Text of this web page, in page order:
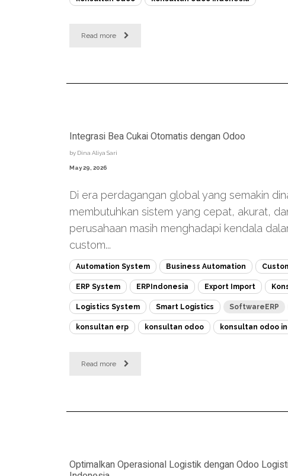
Read more
Integrasi Bea Cukai Otomatis dengan Odoo
by Dina Aliya Sari
May 29, 2026
Di era perdagangan global yang semakin
membutuhkan sistem yang cepat, akurat,
perusahaan masih menghadapi kendala
custom...
Automation System Business Automation
ERP System ERPIndonesia Export Import
Logistics System Smart Logistics SoftwareERP
konsultan erp konsultan odoo konsultan odoo
Read more
Optimalkan Operasional Logistik dengan Odoo